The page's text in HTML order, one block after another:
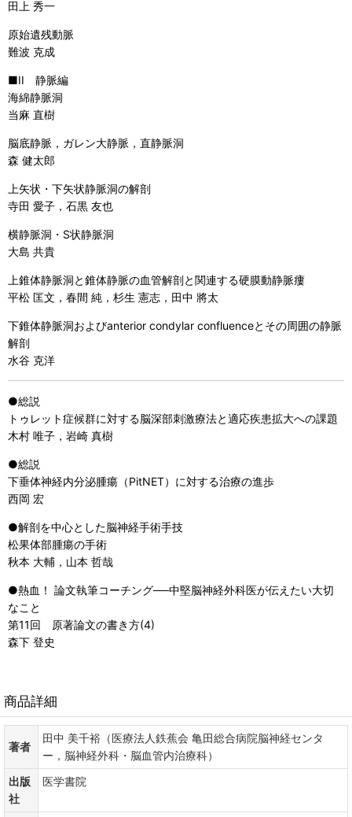
田上 秀一
原始遺残動脈
難波 克成
■II 静脈編
海綿静脈洞
当麻 直樹
脳底静脈，ガレン大静脈，直静脈洞
森 健太郎
上矢状・下矢状静脈洞の解剖
寺田 愛子，石黒 友也
横静脈洞・S状静脈洞
大島 共貴
上錐体静脈洞と錐体静脈の血管解剖と関連する硬膜動静脈瘻
平松 匡文，春間 純，杉生 憲志，田中 將太
下錐体静脈洞およびanterior condylar confluenceとその周囲の静脈
解剖
水谷 克洋
●総説
トゥレット症候群に対する脳深部刺激療法と適応疾患拡大への課題
木村 唯子，岩崎 真樹
●総説
下垂体神経内分泌腫瘍（PitNET）に対する治療の進歩
西岡 宏
●解剖を中心とした脳神経手術手技
松果体部腫瘍の手術
秋本 大輔，山本 哲哉
●熱血！ 論文執筆コーチング──中堅脳神経外科医が伝えたい大切
なこと
第11回 原著論文の書き方(4)
森下 登史
商品詳細
著者
田中 美千裕（医療法人鉄蕉会 亀田総合病院脳神経センタ
ー，脳神経外科・脳血管内治療科）
出版
社
医学書院